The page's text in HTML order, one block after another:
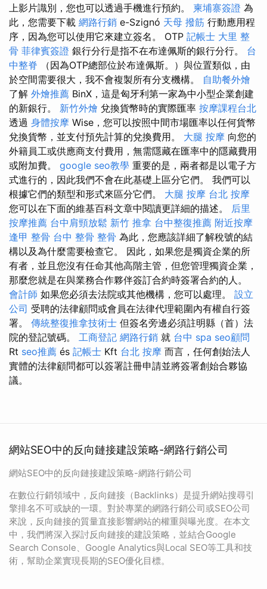
上影片識別，您也可以透過手機進行預約。 柬埔寨簽證 為
此，您需要下載 網路行銷 e-Szignó 天母 撥筋 行動應用程
序，因為您可以使用它來建立簽名。 OTP 記帳士 大里 整
骨 菲律賓簽證 銀行分行是指不在布達佩斯的銀行分行。 台
中整脊 （因為OTP總部位於布達佩斯。）與位置類似，由
於空間需要很大，我不會複製所有分支機構。 自助餐外燴
了解 外燴推薦 BinX，這是匈牙利第一家為中小型企業創建
的新銀行。 新竹外燴 兌換貨幣時的實際匯率 按摩課程台北
透過 身體按摩 Wise，您可以按照中間市場匯率以任何貨幣
兌換貨幣，並支付預先計算的兌換費用。 大腿 按摩 向您的
外籍員工或供應商支付費用，無需隱藏在匯率中的隱藏費用
或附加費。 google seo教學 重要的是，兩者都是以電子方
式進行的，因此我們不會在此基礎上區分它們。 我們可以
根據它們的類型和形式來區分它們。 大腿 按摩 台北 按摩
您可以在下面的維基百科文章中閱讀更詳細的描述。 后里
按摩推薦 台中肩頸放鬆 新竹 推拿 台中整復推薦 附近按摩
逢甲 整骨 台中 整骨 整骨 為此，您應該詳細了解稅號的結
構以及為什麼需要檢查它。 因此，如果您是獨資企業的所
有者，並且您沒有任命其他高階主管，但您管理獨資企業，
那麼您就是在與業務合作夥伴簽訂合約時簽署合約的人。
會計師 如果您必須去法院或其他機構，您可以處理。 設立
公司 受聘的法律顧問或會員在法律代理範圍內有權自行簽
署。 傳統整復推拿技術士 但簽名旁邊必須註明縣（首）法
院的登記號碼。 工商登記 網路行銷 就 台中 spa seo顧問
Rt seo推薦 és 記帳士 Kft 台北 按摩 而言，任何創始法人
實體的法律顧問都可以簽署註冊申請並將簽署創始合夥協
議。
網站SEO中的反向鏈接建設策略-網路行銷公司
網站SEO中的反向鏈接建設策略-網路行銷公司
在數位行銷領域中，反向鏈接（Backlinks）是提升網站搜尋引
擎排名不可或缺的一環。對於專業的網路行銷公司或SEO公司
來說，反向鏈接的質量直接影響網站的權重與曝光度。在本文
中，我們將深入探討反向鏈接的建設策略，並結合Google
Search Console、Google Analytics與Local SEO等工具和技
術，幫助企業實現長期的SEO優化目標。